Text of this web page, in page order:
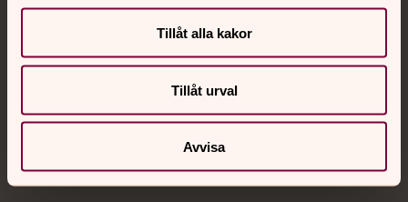
Tillåt alla kakor
Tillåt urval
Avvisa
Jourhavande präst
Akut samtals- och krisstöd. Prata eller chatta anonymt
med en präst på kvällar och nätter.
Chatt
Telefon 112